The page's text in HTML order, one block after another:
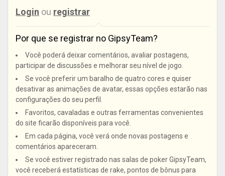
Login ou registrar
Por que se registrar no GipsyTeam?
Você poderá deixar comentários, avaliar postagens,
participar de discussões e melhorar seu nível de jogo.
Se você preferir um baralho de quatro cores e quiser
desativar as animações de avatar, essas opções estarão nas
configurações do seu perfil.
Favoritos, cavaladas e outras ferramentas convenientes
do site ficarão disponíveis para você.
Em cada página, você verá onde novas postagens e
comentários apareceram.
Se você estiver registrado nas salas de poker GipsyTeam,
você receberá estatísticas de rake, pontos de bônus para